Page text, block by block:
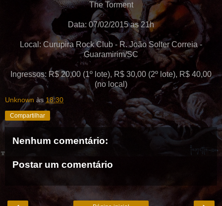
The Torment
Data: 07/02/2015 as 21h
Local: Curupira Rock Club - R. João Solter Correia -
Guaramirim/SC
Ingressos: R$ 20,00 (1º lote), R$ 30,00 (2º lote), R$ 40,00
(no local)
Unknown às 18:30
Compartilhar
Nenhum comentário:
Postar um comentário